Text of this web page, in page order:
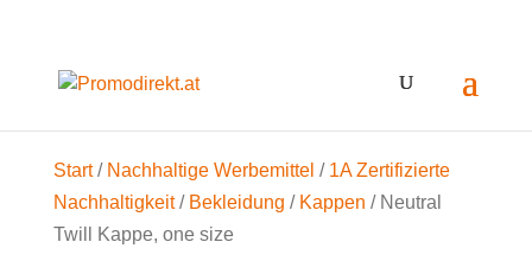
Start/ Nachhaltige Werbemittel / 1A Zertifizierte
Nachhaltigkeit/ Bekleidung / Kappen / Neutral
Twill Kappe, one size